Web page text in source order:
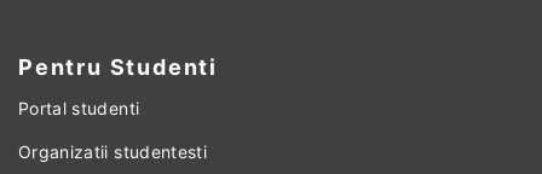
Pentru Studenti
Portal studenti
Organizatii studentesti